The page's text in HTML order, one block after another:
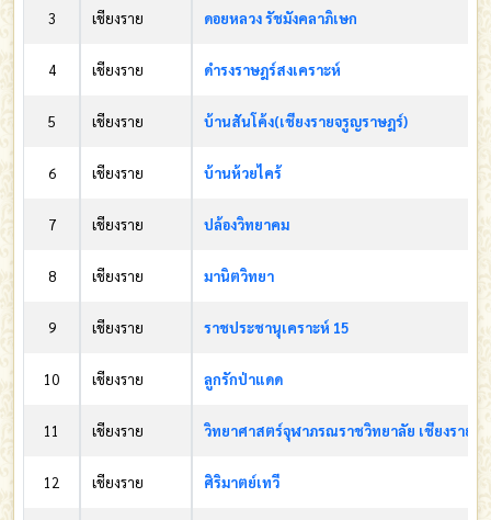
3 เชียงราย ดอยหลวง รัชมังคลาภิเษก
4 เชียงราย ดำรงราษฎร์สงเคราะห์
5 เชียงราย บ้านสันโค้ง(เชียงรายจรูญราษฎร์)
6 เชียงราย บ้านห้วยไคร้
7 เชียงราย ปล้องวิทยาคม
8 เชียงราย มานิตวิทยา
9 เชียงราย ราชประชานุเคราะห์ 15
10 เชียงราย ลูกรักป่าแดด
11 เชียงราย วิทยาศาสตร์จุฬาภรณราชวิทยาลัย เชียงราย
12 เชียงราย ศิริมาตย์เทวี